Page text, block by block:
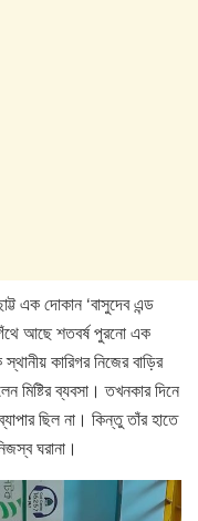
এক দোকান ‘বাসুদেব এন্ড
গেঁথে আছে শতবর্ষ পুরনো এক
কারিগর নিজের বাড়ির
মিষ্টির ব্যবসা। তখনকার দিনে
ছিল না। কিন্তু তাঁর হাতে
ঘরানা।